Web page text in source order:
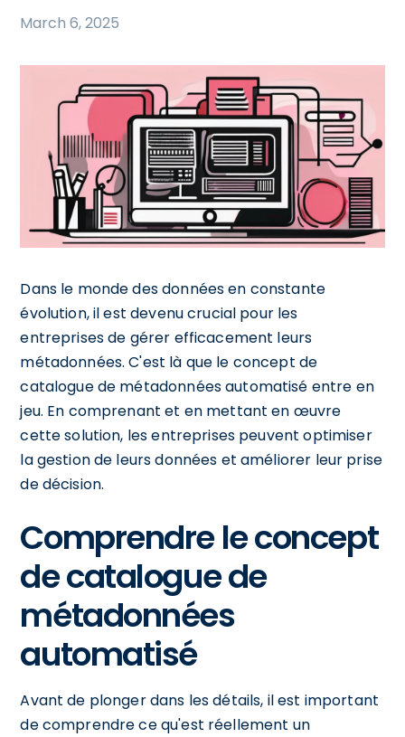
March 6, 2025
Dans le monde des données en constante
évolution, il est devenu crucial pour les
entreprises de gérer efficacement leurs
métadonnées. C'est là que le concept de
catalogue de métadonnées automatisé entre en
jeu. En comprenant et en mettant en œuvre
cette solution, les entreprises peuvent optimiser
la gestion de leurs données et améliorer leur prise
de décision.
Comprendre le concept
de catalogue de
métadonnées
automatisé
Avant de plonger dans les détails, il est important
de comprendre ce qu'est réellement un